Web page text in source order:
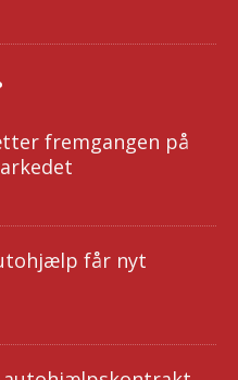
fremgangen på
får nyt